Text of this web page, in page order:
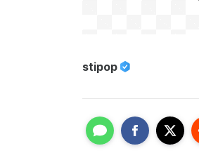
stipop